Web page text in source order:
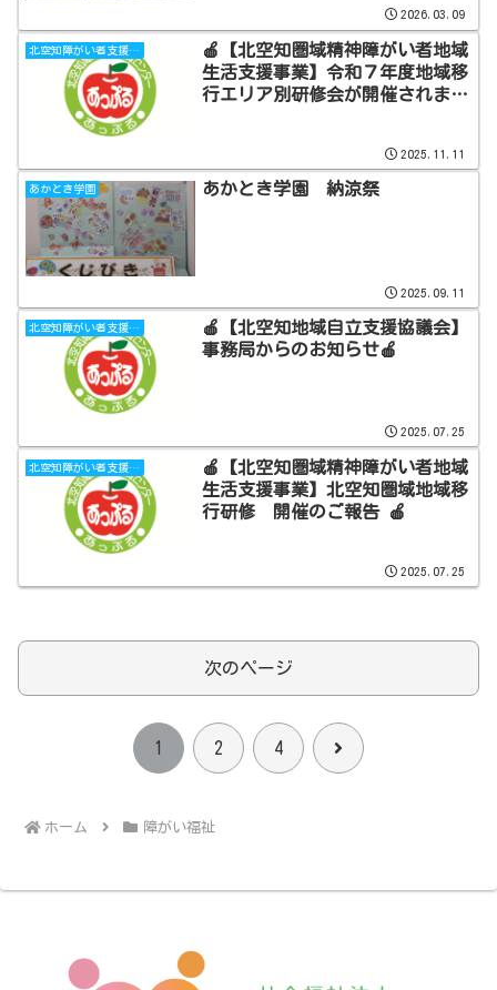
2026.03.09
北空知障がい者支援センターあっぷる
🍎【北空知圏域精神障がい者地域
生活支援事業】令和７年度地域移
行エリア別研修会が開催されまし
2025.11.11
あかとき学園 あかとき学園 納涼祭
2025.09.11
北空知障がい者支援センターあっぷる
🍎【北空知地域自立支援協議会】
事務局からのお知らせ🍎
2025.07.25
北空知障がい者支援センターあっぷる
🍎【北空知圏域精神障がい者地域
生活支援事業】北空知圏域地域移
行研修 開催のご報告 🍎
2025.07.25
次のページ
1 2 4 次
ホーム 障がい福祉